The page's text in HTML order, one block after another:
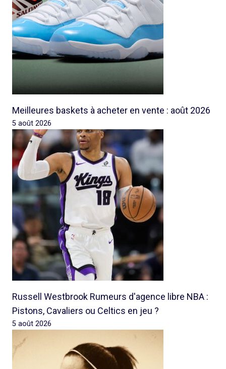
Meilleures baskets à acheter en vente : août 2026
5 août 2026
Russell Westbrook Rumeurs d'agence libre NBA :
Pistons, Cavaliers ou Celtics en jeu ?
5 août 2026